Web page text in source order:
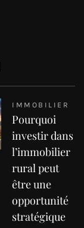
IMMOBILIER
Pourquoi
investir dans
l’immobilier
rural peut
être une
opportunité
stratégique